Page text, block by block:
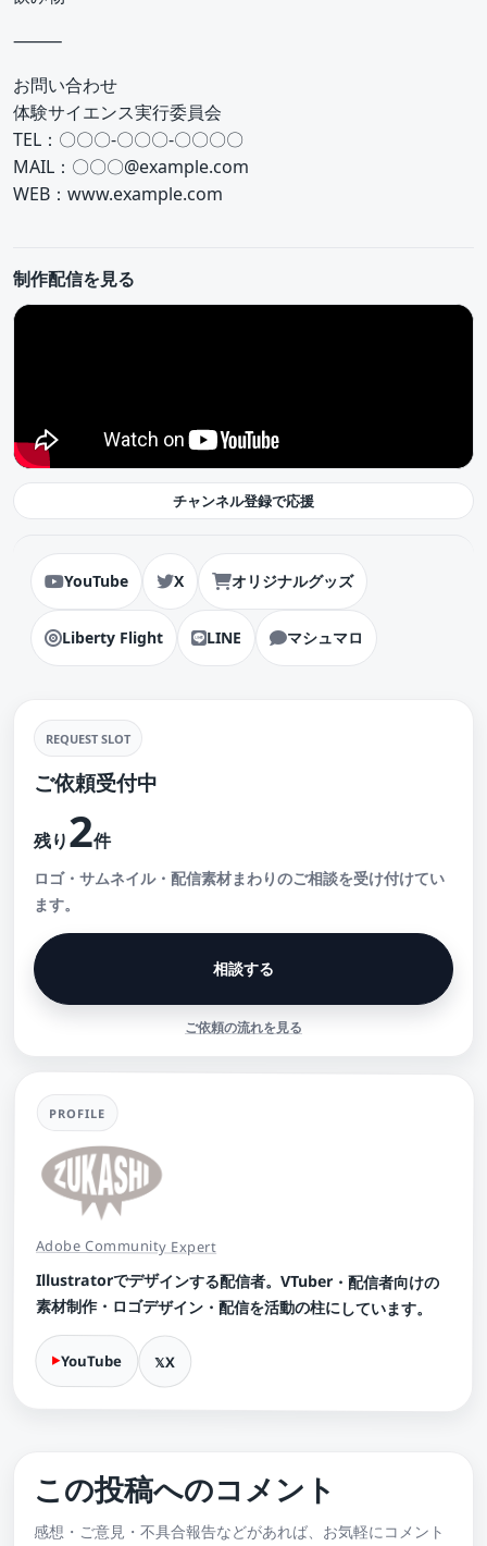
⸻
お問い合わせ
体験サイエンス実行委員会
TEL：〇〇〇-〇〇〇-〇〇〇〇
MAIL：〇〇〇@example.com
WEB：www.example.com
制作配信を見る
チャンネル登録で応援
YouTube X オリジナルグッズ
Liberty Flight LINE マシュマロ
REQUEST SLOT
ご依頼受付中
残り2件
ロゴ・サムネイル・配信素材まわりのご相談を受け付けてい
ます。
相談する
ご依頼の流れを見る
PROFILE
Adobe Community Expert
Illustratorでデザインする配信者。VTuber・配信者向けの
素材制作・ロゴデザイン・配信を活動の柱にしています。
YouTube X
この投稿へのコメント
感想・ご意見・不具合報告などがあれば、お気軽にコメント